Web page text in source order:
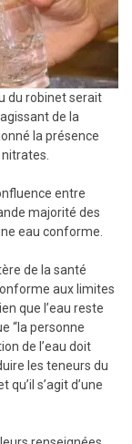
du robinet serait
de la
la présence
entre
majorité des
eau conforme.
de la santé
aux limites
que l’eau reste
“la personne
de l’eau doit
les teneurs du
s’agit d’une